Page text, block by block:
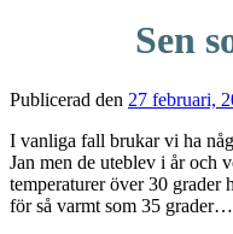
Sen
Publicerad den 27 februari,
I vanliga fall brukar vi ha
Jan men de uteblev i år och
temperaturer över 30 grader
för så varmt som 35 grader…